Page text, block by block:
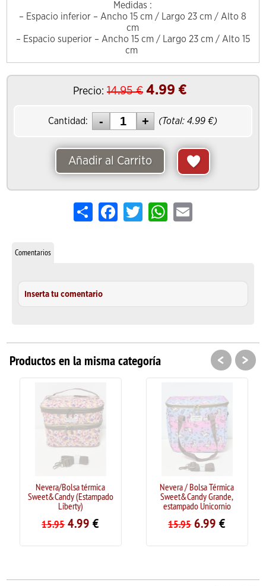
Medidas :
– Espacio inferior – Ancho 15 cm / Largo 23 cm / Alto 8
cm
– Espacio superior – Ancho 15 cm / Largo 23 cm / Alto 15
cm
Precio: 14.95€ 4.99 €
Cantidad: (Total:4.99 €)
Añadir al Carrito
Share FacebookTwitterWhatsApp
Email
Comentarios
Inserta tu comentario
Productos en la misma categoría
Nevera/Bolsa térmica
Sweet&Candy (Estampado
Liberty)
15.95 4.99€
Nevera / Bolsa Térmica
Sweet&Candy Grande,
estampado Unicornio
15.95 6.99€
< >